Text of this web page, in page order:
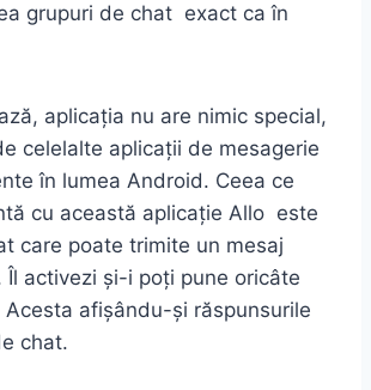
grupuri de chat exact ca în
aplicația nu are nimic special,
celelalte aplicații de mesagerie
în lumea Android. Ceea ce
cu această aplicație Allo este
care poate trimite un mesaj
Îl activezi și-i poți pune oricâte
afișându-și răspunsurile
chat.